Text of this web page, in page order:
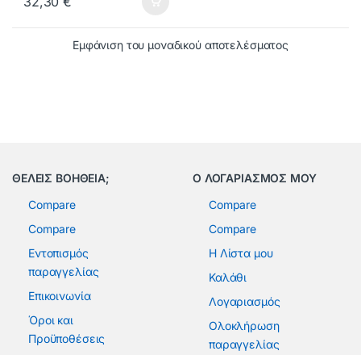
Εμφάνιση του μοναδικού αποτελέσματος
ΘΕΛΕΙΣ ΒΟΗΘΕΙΑ;
Compare
Compare
Εντοπισμός
παραγγελίας
Επικοινωνία
Όροι και
Προϋποθέσεις
Ο ΛΟΓΑΡΙΑΣΜΟΣ ΜΟΥ
Compare
Compare
Η Λίστα μου
Καλάθι
Λογαριασμός
Ολοκλήρωση
παραγγελίας